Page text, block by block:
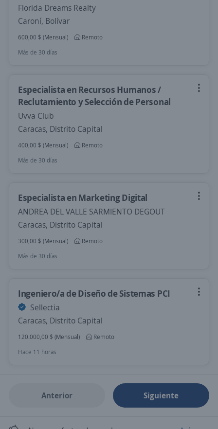
Florida Dreams Realty
Caroní, Bolívar
600,00 $ (Mensual)
Remoto
Más de 30 días
Especialista en Recursos Humanos /
Reclutamiento y Selección de Personal
Uvva Club
Caracas, Distrito Capital
400,00 $ (Mensual)
Remoto
Más de 30 días
Especialista en Marketing Digital
ANDREA DEL VALLE SARMIENTO DEGOUT
Caracas, Distrito Capital
300,00 $ (Mensual)
Remoto
Más de 30 días
Ingeniero/a de Diseño de Sistemas PCI
Sellectia
Caracas, Distrito Capital
120.000,00 $ (Mensual)
Remoto
Hace 11 horas
Anterior Siguiente